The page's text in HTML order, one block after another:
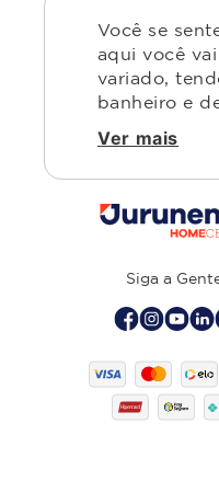
Você se
aqui você
variado,
banheiro e
Ver mais
Siga a